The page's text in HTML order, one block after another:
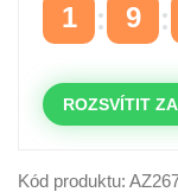
1 9
ROZSVÍTIT
Kód produktu: